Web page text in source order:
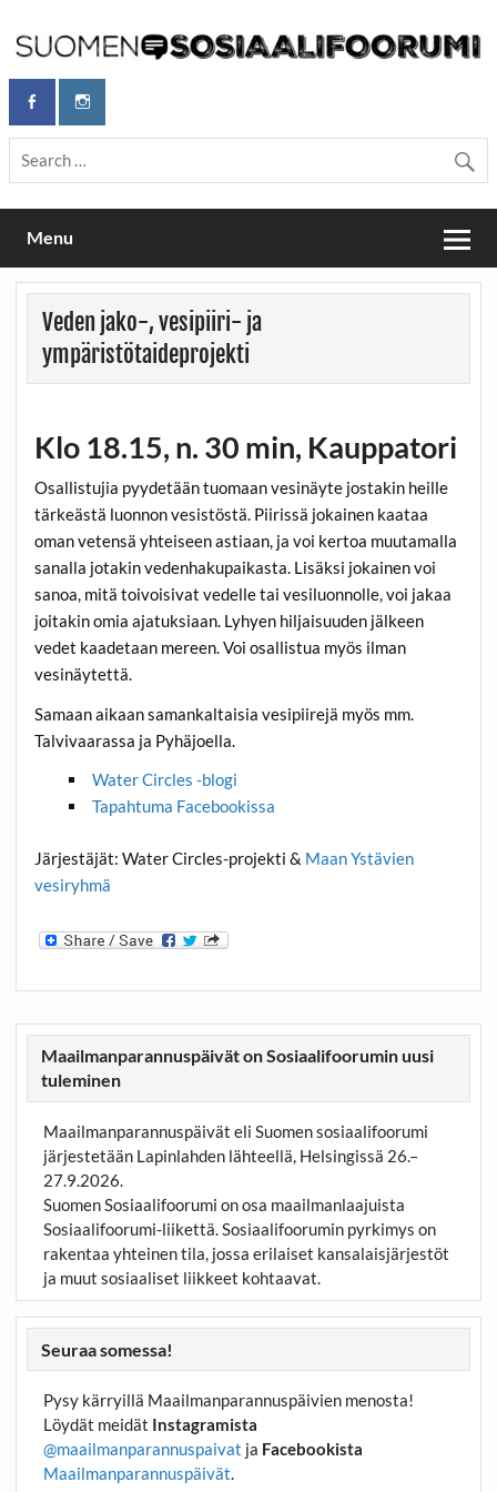
content
Maailmanparannuspäivät / Suomen
Sosiaalifoorumi
Maailmanparannuspäivät Lapinlahden Lähteellä, Helsingissä
26.–27.9.2026
Menu
Veden jako-, vesipiiri- ja
ympäristötaideprojekti
Klo 18.15, n. 30 min, Kauppatori
Osallistujia pyydetään tuomaan vesinäyte jostakin heille
tärkeästä luonnon vesistöstä. Piirissä jokainen kaataa
oman vetensä yhteiseen astiaan, ja voi kertoa muutamalla
sanalla jotakin vedenhakupaikasta. Lisäksi jokainen voi
sanoa, mitä toivoisivat vedelle tai vesiluonnolle, voi jakaa
joitakin omia ajatuksiaan. Lyhyen hiljaisuuden jälkeen
vedet kaadetaan mereen. Voi osallistua myös ilman
vesinäytettä.
Samaan aikaan samankaltaisia vesipiirejä myös mm.
Talvivaarassa ja Pyhäjoella.
Water Circles -blogi
Tapahtuma Facebookissa
Järjestäjät: Water Circles-projekti & Maan Ystävien
vesiryhmä
Maailmanparannuspäivät on Sosiaalifoorumin uusi
tuleminen
Maailmanparannuspäivät eli Suomen sosiaalifoorumi
järjestetään Lapinlahden lähteellä, Helsingissä 26.–
27.9.2026.
Suomen Sosiaalifoorumi on osa maailmanlaajuista
Sosiaalifoorumi-liikettä. Sosiaalifoorumin pyrkimys on
rakentaa yhteinen tila, jossa erilaiset kansalaisjärjestöt
ja muut sosiaaliset liikkeet kohtaavat.
Seuraa somessa!
Pysy kärryillä Maailmanparannuspäivien menosta!
Löydät meidät Instagramista
@maailmanparannuspaivat ja Facebookista
Maailmanparannuspäivät.